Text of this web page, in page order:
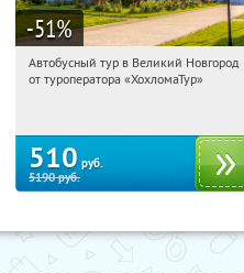
-51%
19:07:27 Купили:2
Автобусный тур в Великий Новгород
от туроператора «ХохломаТур»
510 руб.
5190руб.